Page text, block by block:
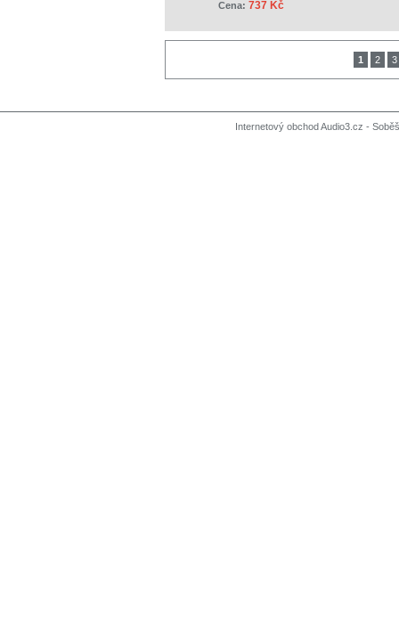
Cena: 737 Kč
1 2 3
Internetový obchod Audio3.cz -